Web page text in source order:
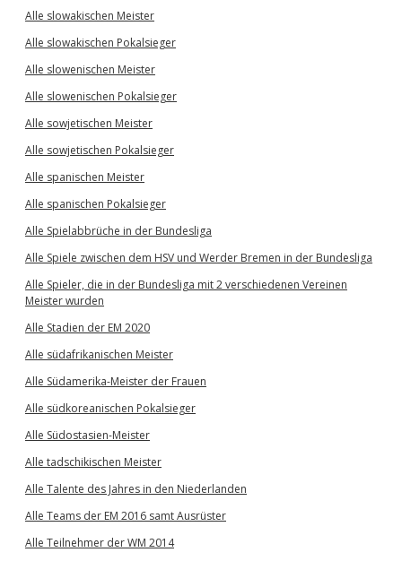
Alle slowakischen Meister
Alle slowakischen Pokalsieger
Alle slowenischen Meister
Alle slowenischen Pokalsieger
Alle sowjetischen Meister
Alle sowjetischen Pokalsieger
Alle spanischen Meister
Alle spanischen Pokalsieger
Alle Spielabbrüche in der Bundesliga
Alle Spiele zwischen dem HSV und Werder Bremen in der Bundesliga
Alle Spieler, die in der Bundesliga mit 2 verschiedenen Vereinen
Meister wurden
Alle Stadien der EM 2020
Alle südafrikanischen Meister
Alle Südamerika-Meister der Frauen
Alle südkoreanischen Pokalsieger
Alle Südostasien-Meister
Alle tadschikischen Meister
Alle Talente des Jahres in den Niederlanden
Alle Teams der EM 2016 samt Ausrüster
Alle Teilnehmer der WM 2014